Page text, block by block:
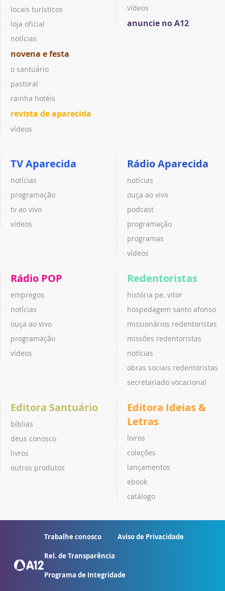
locais turísticos
loja oficial
notícias
novena e festa
o santuário
pastoral
rainha hotéis
revista de aparecida
vídeos
vídeos
anuncie no A12
TV Aparecida
notícias
programação
tv ao vivo
vídeos
Rádio Aparecida
notícias
ouça ao vivo
podcast
programação
programas
vídeos
Rádio POP
empregos
notícias
ouça ao vivo
programação
vídeos
Redentoristas
história pe. vitor
hospedagem santo afonso
missionários redentoristas
missões redentoristas
notícias
obras sociais redentoristas
secretariado vocacional
Editora Santuário
bíblias
deus conosco
livros
outros produtos
Editora Ideias &
Letras
livros
coleções
lançamentos
ebook
catálogo
Trabalhe conosco Aviso de Privacidade
Rel. de Transparência
Programa de Integridade